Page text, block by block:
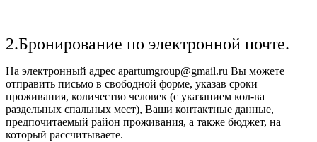
2.Бронирование по электронной почте.
На электронный адрес apartumgroup@gmail.ru Вы можете
отправить письмо в свободной форме, указав сроки
проживания, количество человек (с указанием кол-ва
раздельных спальных мест), Ваши контактные данные,
предпочитаемый район проживания, а также бюджет, на
который рассчитываете.